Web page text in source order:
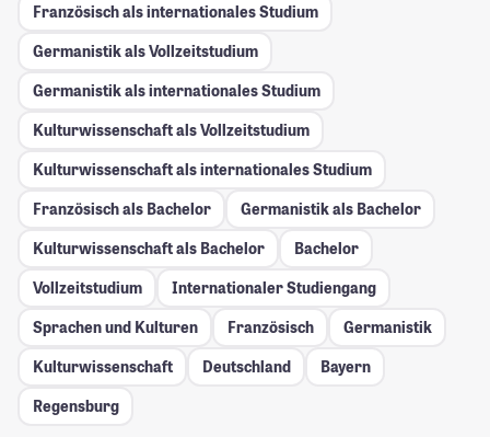
Französisch als internationales Studium
Germanistik als Vollzeitstudium
Germanistik als internationales Studium
Kulturwissenschaft als Vollzeitstudium
Kulturwissenschaft als internationales Studium
Französisch als Bachelor
Germanistik als Bachelor
Kulturwissenschaft als Bachelor
Bachelor
Vollzeitstudium
Internationaler Studiengang
Sprachen und Kulturen
Französisch
Germanistik
Kulturwissenschaft
Deutschland
Bayern
Regensburg